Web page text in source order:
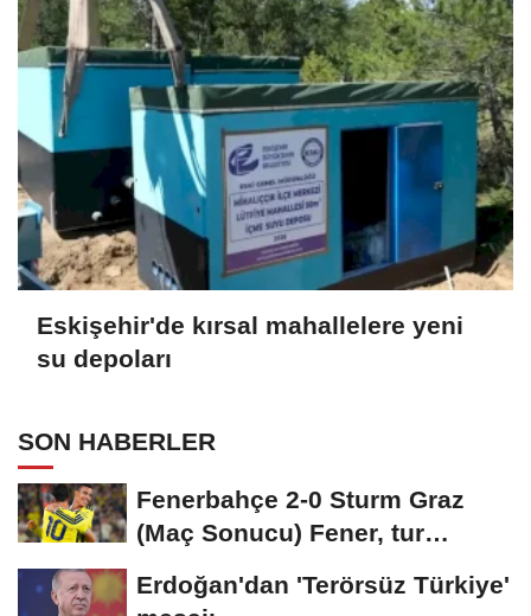
Eskişehir'de kırsal mahallelere yeni
su depoları
SON HABERLER
Fenerbahçe 2-0 Sturm Graz
(Maç Sonucu) Fener, tur
Erdoğan'dan 'Terörsüz Türkiye'